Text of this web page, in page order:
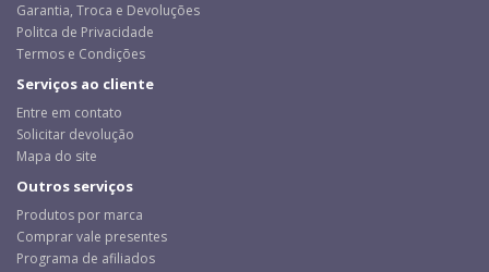
Garantia, Troca e Devoluções
Politca de Privacidade
Termos e Condições
Serviços ao cliente
Entre em contato
Solicitar devolução
Mapa do site
Outros serviços
Produtos por marca
Comprar vale presentes
Programa de afiliados